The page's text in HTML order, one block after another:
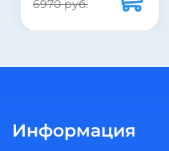
6970 руб.
Информация